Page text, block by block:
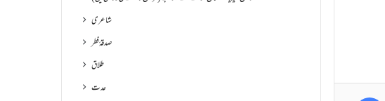
شاعری
صدقۂ فطر
طلاق
عدت